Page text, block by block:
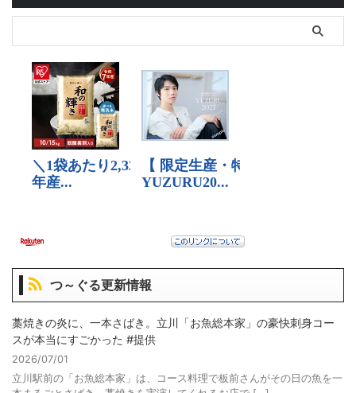
つ～ぐる更新情報
藁焼きの炎に、一本さばき。立川「お魚総本家」の豪快刺身コー
スが本当にすごかった #提供
2026/07/01
立川駅前の「お魚総本家」は、コース料理で板前さんがその日の魚を一